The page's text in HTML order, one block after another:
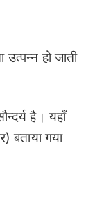
उत्पन्न हो जाती
है। यहाँ
बताया गया